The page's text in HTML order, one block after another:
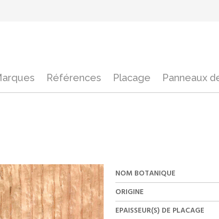
Références Placage Panneaux
NOM BOTANIQUE
ORIGINE
EPAISSEUR(S) DE PLACAGE